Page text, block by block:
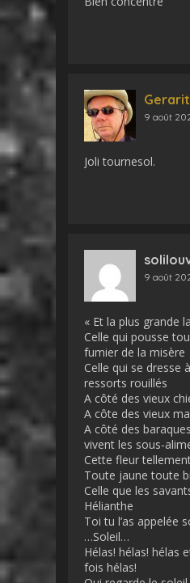
9 août
Joli tournesol.
9 août
« Et la plus grande
Celle qui pousse
fumier de la misère
Celle qui se dresse
ressorts rouillés
A côté des vieux
A côte des vieux
A côté des
vivent les sous-
Cette fleur
Toute jaune toute
Celle que les
Hélianthe
Toi tu l’as appelée
…Soleil…
Hélas! hélas! hélas
fois hélas!